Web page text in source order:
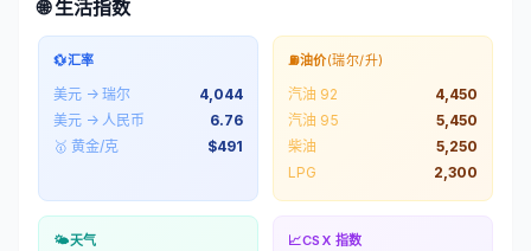
🌐 生活指数
💱汇率
美元 → 瑞尔
4,044
美元 → 人民币
6.76
🥇 黄金/克
$491
⛽油价(瑞尔/升)
汽油 92
4,450
汽油 95
5,450
柴油
5,250
LPG
2,300
🌤️天气 📈CSX 指数